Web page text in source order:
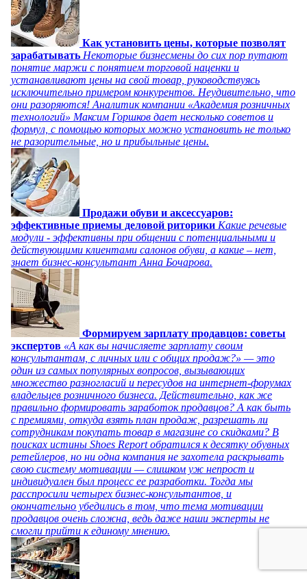
Как установить цены, которые позволят
зарабатывать Некоторые бизнесмены до сих пор путают
понятие маржи с понятием торговой наценки и
устанавливают цены на свой товар, руководствуясь
исключительно примером конкурентов. Неудивительно, что
они разоряются! Аналитик компании «Академия розничных
технологий» Максим Горшков дает несколько советов и
формул, с помощью которых можно установить не только
не разорительные, но и прибыльные цены.
Продажи обуви и аксессуаров:
эффективные приемы деловой риторики Какие речевые
модули - эффективны при общении с потенциальными и
действующими клиентами салонов обуви, а какие – нет,
знает бизнес-консультант Анна Бочарова.
Формируем зарплату продавцов: советы
экспертов «А как вы начисляете зарплату своим
консультантам, с личных или с общих продаж?» — это
один из самых популярных вопросов, вызывающих
множество разногласий и пересудов на интернет-форумах
владельцев розничного бизнеса. Действительно, как же
правильно формировать заработок продавцов? А как быть
с премиями, откуда взять план продаж, разрешать ли
сотрудникам покупать товар в магазине со скидками? В
поисках истины Shoes Report обратился к десятку обувных
ретейлеров, но ни одна компания не захотела раскрывать
свою систему мотивации — слишком уж непрост и
индивидуален был процесс ее разработки. Тогда мы
расспросили четырех бизнес-консультантов, и
окончательно убедились в том, что тема мотивации
продавцов очень сложна, ведь даже наши эксперты не
смогли прийти к единому мнению.